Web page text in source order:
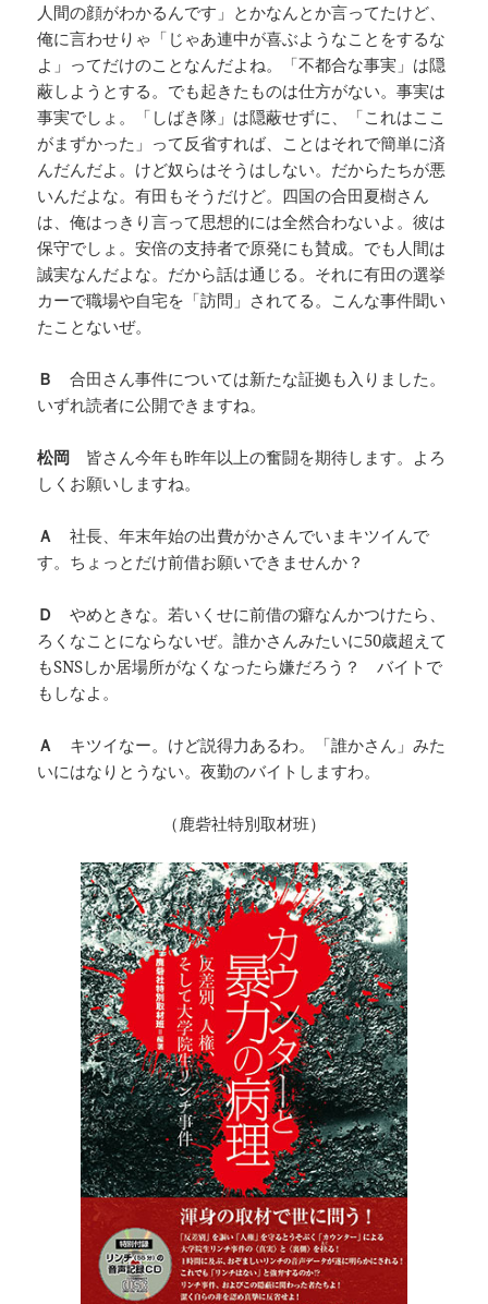
人間の顔がわかるんです」とかなんとか言ってたけど、
俺に言わせりゃ「じゃあ連中が喜ぶようなことをするな
よ」ってだけのことなんだよね。「不都合な事実」は隠
蔽しようとする。でも起きたものは仕方がない。事実は
事実でしょ。「しばき隊」は隠蔽せずに、「これはここ
がまずかった」って反省すれば、ことはそれで簡単に済
んだんだよ。けど奴らはそうはしない。だからたちが悪
いんだよな。有田もそうだけど。四国の合田夏樹さん
は、俺はっきり言って思想的には全然合わないよ。彼は
保守でしょ。安倍の支持者で原発にも賛成。でも人間は
誠実なんだよな。だから話は通じる。それに有田の選挙
カーで職場や自宅を「訪問」されてる。こんな事件聞い
たことないぜ。
Ｂ合田さん事件については新たな証拠も入りました。
いずれ読者に公開できますね。
松岡 皆さん今年も昨年以上の奮闘を期待します。よろ
しくお願いしますね。
Ａ社長、年末年始の出費がかさんでいまキツイんで
す。ちょっとだけ前借お願いできませんか？
Ｄやめときな。若いくせに前借の癖なんかつけたら、
ろくなことにならないぜ。誰かさんみたいに50歳超えて
もSNSしか居場所がなくなったら嫌だろう？ バイトで
もしなよ。
Ａ キツイなー。けど説得力あるわ。「誰かさん」みた
いにはなりとうない。夜勤のバイトしますわ。
（鹿砦社特別取材班）